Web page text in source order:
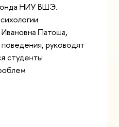
НИУ ВШЭ.
Патоша,
руководят
студенты